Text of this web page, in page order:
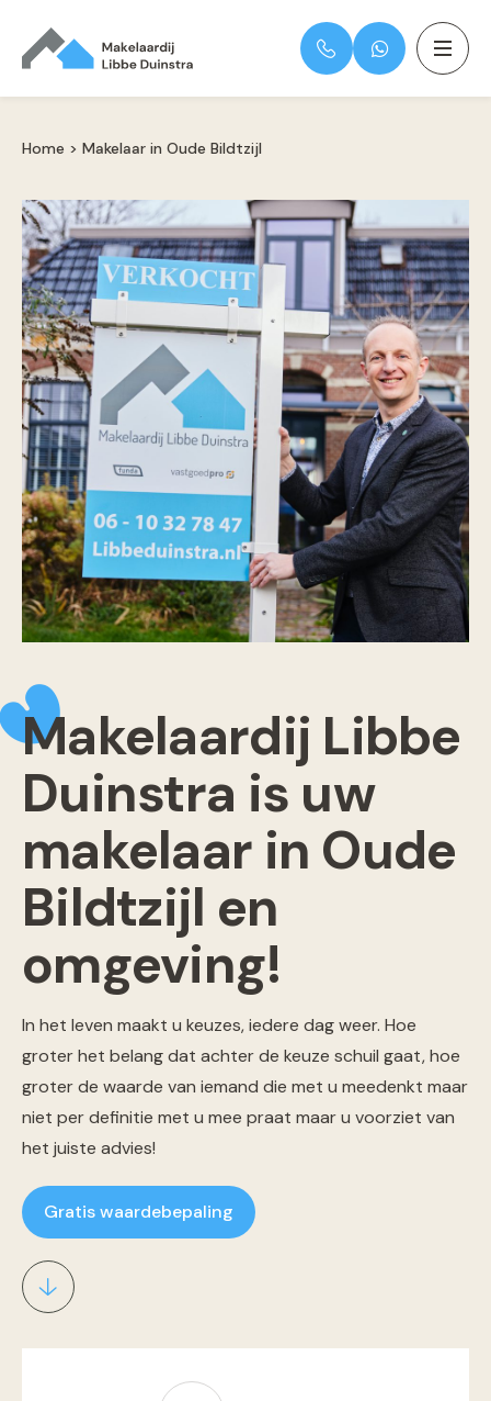
Home > Makelaar in Oude Bildtzijl
Makelaardij Libbe
Duinstra is uw
makelaar in Oude
Bildtzijl en
omgeving!
In het leven maakt u keuzes, iedere dag weer. Hoe
groter het belang dat achter de keuze schuil gaat, hoe
groter de waarde van iemand die met u meedenkt maar
niet per definitie met u mee praat maar u voorziet van
het juiste advies!
Gratis waardebepaling